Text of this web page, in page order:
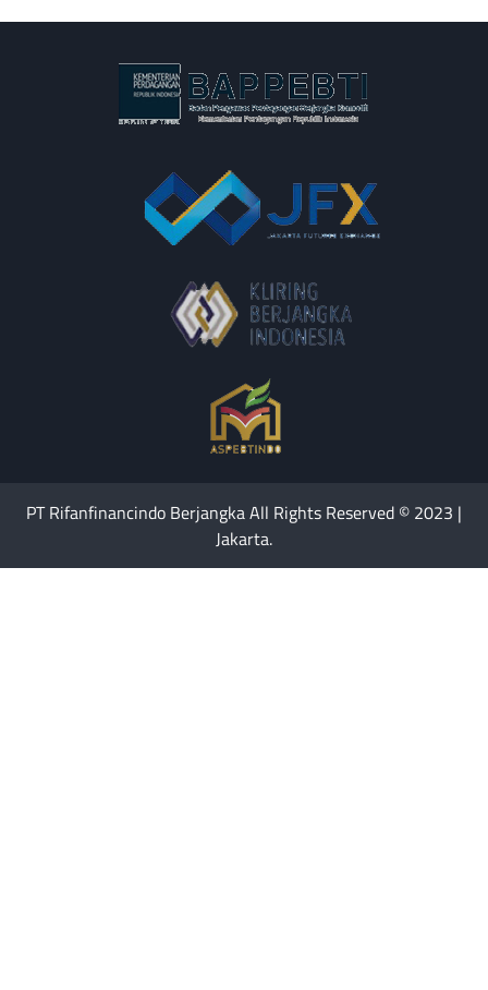
PT Rifanfinancindo Berjangka All Rights Reserved © 2023 |
Jakarta.